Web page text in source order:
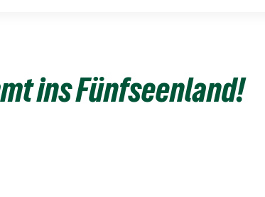
ins Fünfseenland!